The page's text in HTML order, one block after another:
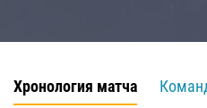
Хронология матча